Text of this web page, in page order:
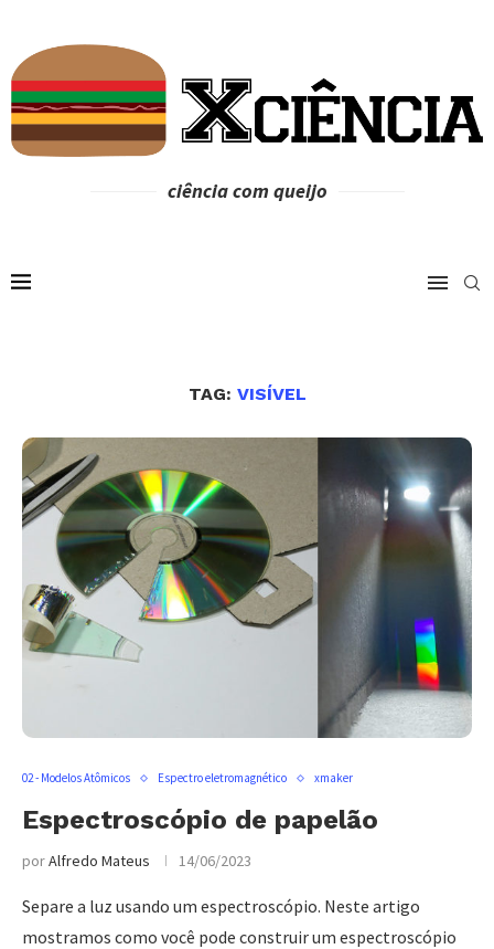
ciência com queijo
TAG: VISÍVEL
02 - Modelos Atômicos Espectro eletromagnético xmaker
Espectroscópio de papelão
porAlfredo Mateus 14/06/2023
Separe a luz usando um espectroscópio. Neste artigo
mostramos como você pode construir um espectroscópio